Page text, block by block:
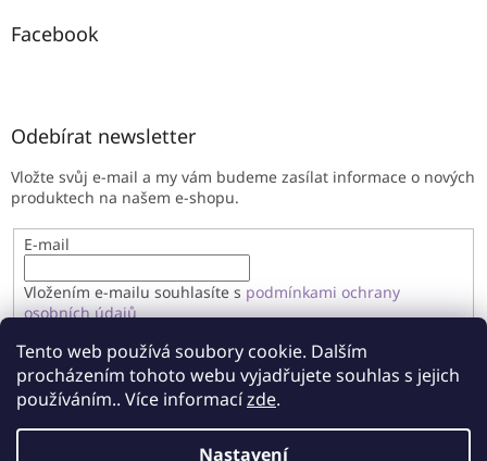
Tento web používá soubory cookie. Dalším
procházením tohoto webu vyjadřujete souhlas s jejich
používáním.. Více informacízde.
Nastavení
Facebook
Odebírat newsletter
Vložte svůj e-mail a my vám budeme zasílat informace o nových
produktech na našem e-shopu.
E-mail
Vložením e-mailu souhlasíte s podmínkami ochrany
osobních údajů
PŘIHLÁSIT SE